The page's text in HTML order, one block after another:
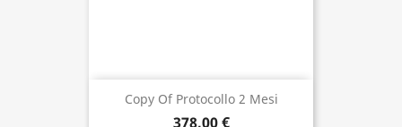
Copy Of Protocollo 2 Mesi
378,00 €